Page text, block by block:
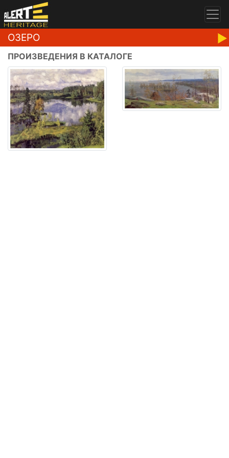
ОЗЕРО
ПРОИЗВЕДЕНИЯ В КАТАЛОГЕ